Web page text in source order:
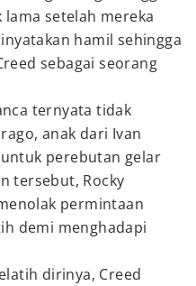
setelah mereka
hamil sehingga
sebagai seorang
ternyata tidak
anak dari Ivan
perebutan gelar
tersebut, Rocky
permintaan
demi menghadapi
dirinya, Creed